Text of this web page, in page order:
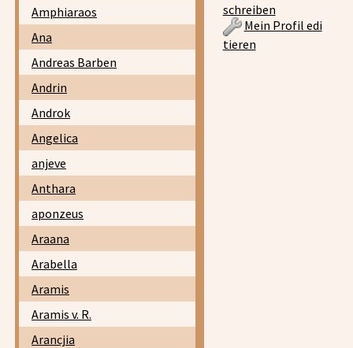
Amphiaraos
Ana
Andreas Barben
Andrin
Androk
Angelica
anjeve
Anthara
aponzeus
Araana
Arabella
Aramis
Aramis v. R.
Arancjia
schreiben
Mein Profil edi
tieren